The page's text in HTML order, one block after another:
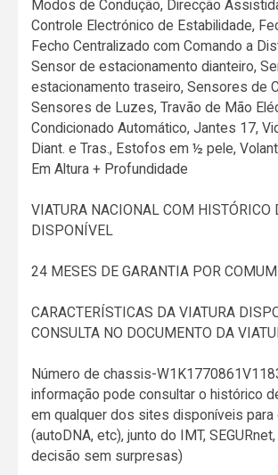
Modos de Condução, Direcção
Controle Electrónico de Estabilidade,
Fecho Centralizado com Comando a
Sensor de estacionamento dianteiro,
estacionamento traseiro, Sensores de
Sensores de Luzes, Travão de Mão
Condicionado Automático, Jantes 17,
Diant. e Tras., Estofos em ½ pele,
Em Altura + Profundidade
VIATURA NACIONAL COM HISTÓRICO
DISPONÍVEL
24 MESES DE GARANTIA POR
CARACTERÍSTICAS DA VIATURA
CONSULTA NO DOCUMENTO DA
Número de chassis-
informação pode consultar o histórico
em qualquer dos sites disponíveis
(autoDNA, etc), junto do IMT,
decisão sem surpresas)